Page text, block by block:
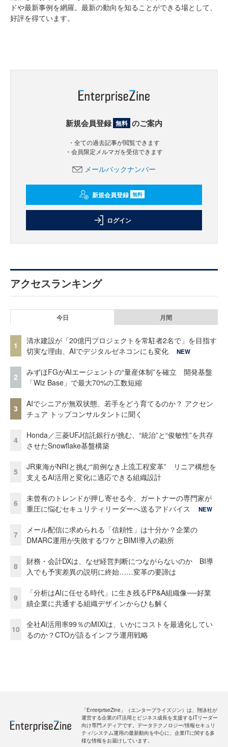
ドや最新事例を網羅。最新の動向を知ることができる場として、
好評を得ています。
新規会員登録 無料 のご案内
・全ての過去記事が閲覧できます
・会員限定メルマガを受信できます
メールバックナンバー
新規会員登録 無料
ログイン
アクセスランキング
今日 月間
1
清水建設が「20億円プロジェクトを常駐者2名で」を目指す
切実な理由、AIでデジタルゼネコンにも変化
NEW
2
みずほFGがAIエージェントの“量産体制”を確立 開発基盤
「Wiz Base」で最大70%の工数短縮
3
AIでシニアが無双状態、若手をどう育てるのか？ アクセン
チュア トップコンサルタントに聞く
4
Honda／三菱UFJ信託銀行が挑む、“統治”と“俊敏性”を共存
させたSnowflake基盤構築
5
JR東海がNRIと挑む“前例なき上流工程変革” リニア構想を
支えるAI活用と変化に適応できる組織設計
6
未曾有のトレンドが押し寄せる今、ガートナーの専門家が
重圧に悩むセキュリティリーダーへ送るアドバイス
NEW
7
メール配信に求められる「信頼性」は十分か？企業の
DMARC運用が失敗するワケとBIMI導入の勘所
8
財務・会計DXは、なぜ経営判断につながらないのか BI導
入でも予実差異の説明に終始……変革の要諦は
9
「分析はAIに任せる時代」に生き残るFP&A組織像──好業
績企業に共通する組織デザインからひも解く
10
全社AI活用率99％のMIXIは、いかにコストを最適化してい
るのか？CTOが語るインフラ運用戦略
「EnterpriseZine」（エンタープライズジン）は、翔泳社が
運営する企業のIT活用とビジネス成長を支援するITリーダー
向け専門メディアです。データテクノロジー/情報セキュリ
ティ/システム運用の最新動向を中心に、企業ITに関する多
様な情報をお届けしています。